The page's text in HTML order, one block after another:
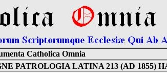
Catholica Omnia
PATROLOGIA LATINA 213 (AD 1855)